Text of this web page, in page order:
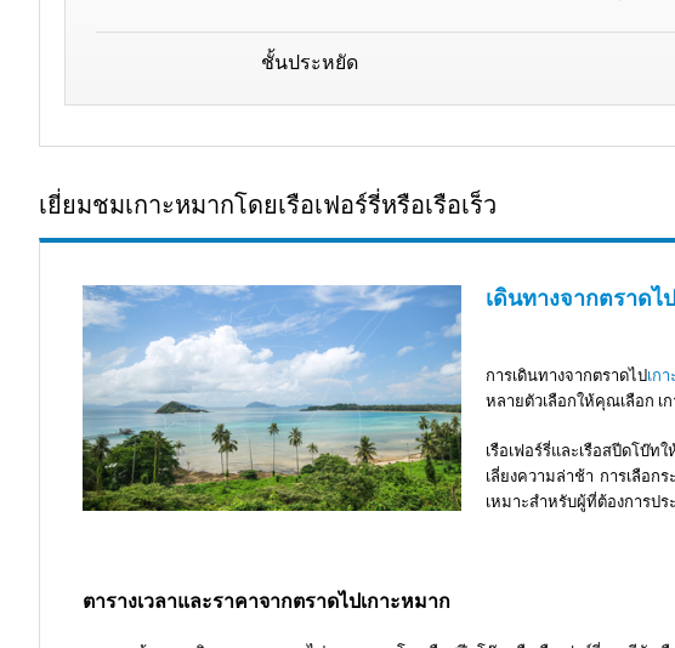
ชั้นประหยัด
เยี่ยมชมเกาะหมากโดยเรือเฟอร์รี่หรือเรือเร็ว
เดินทางจากตราดไ
การเดินทางจากตราดไปเก
หลายตัวเลือกให้คุณเลือก เ
เรือเฟอร์รี่และเรือสปีดโบ๊
เลี่ยงความล่าช้า การเลือก
เหมาะสำหรับผู้ที่ต้องการปร
ตารางเวลาและราคาจากตราดไปเกาะหมาก